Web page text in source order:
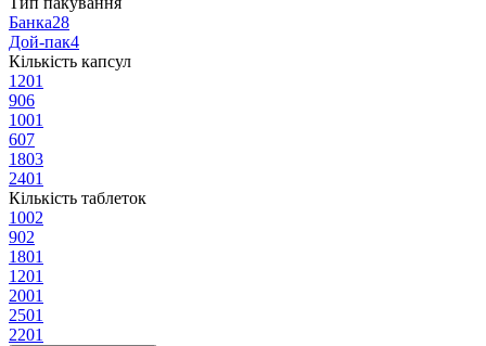
Банка28
Дой-пак4
Кількість капсул
1201
906
1001
607
1803
2401
Кількість таблеток
1002
902
1801
1201
2001
2501
2201